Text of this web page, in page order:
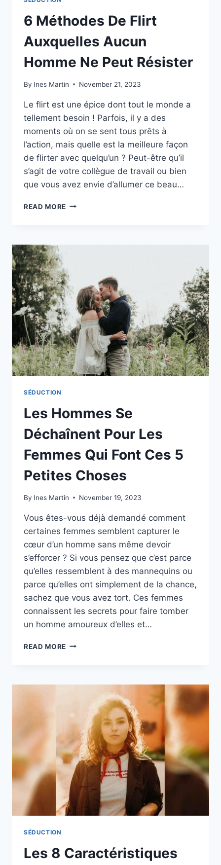
6 Méthodes De Flirt
Auxquelles Aucun
Homme Ne Peut Résister
By Ines Martin November 21, 2023
Le flirt est une épice dont tout le monde a
tellement besoin ! Parfois, il y a des
moments où on se sent tous prêts à
l’action, mais quelle est la meilleure façon
de flirter avec quelqu’un ? Peut-être qu’il
s’agit de votre collègue de travail ou bien
que vous avez envie d’allumer ce beau…
READ MORE 6
NE
PEUT
RÉSISTER
SÉDUCTION
Les Hommes Se
Déchaînent Pour Les
Femmes Qui Font Ces 5
Petites Choses
By Ines Martin November 19, 2023
Vous êtes-vous déjà demandé comment
certaines femmes semblent capturer le
cœur d’un homme sans même devoir
s’efforcer ? Si vous pensez que c’est parce
qu’elles ressemblent à des mannequins ou
parce qu’elles ont simplement de la chance,
sachez que vous avez tort. Ces femmes
connaissent les secrets pour faire tomber
un homme amoureux d’elles et…
READ MORE LES
POUR
QUI
CES
5
PETITES
CHOSES
SÉDUCTION
Les 8 Caractéristiques